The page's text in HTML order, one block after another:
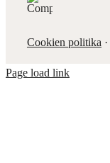
Cookien politika ·
Page load link